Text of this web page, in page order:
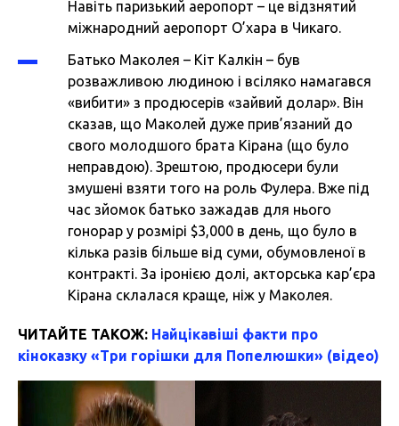
Навіть паризький аеропорт – це відзнятий
міжнародний аеропорт О’хара в Чикаго.
Батько Маколея – Кіт Калкін – був
розважливою людиною і всіляко намагався
«вибити» з продюсерів «зайвий долар». Він
сказав, що Маколей дуже прив’язаний до
свого молодшого брата Кірана (що було
неправдою). Зрештою, продюсери були
змушені взяти того на роль Фулера. Вже під
час зйомок батько зажадав для нього
гонорар у розмірі $3,000 в день, що було в
кілька разів більше від суми, обумовленої в
контракті. За іронією долі, акторська кар’єра
Кірана склалася краще, ніж у Маколея.
ЧИТАЙТЕ ТАКОЖ: Найцікавіші факти про
кіноказку «Три горішки для Попелюшки» (відео)